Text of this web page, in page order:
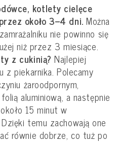
kotlety cielęce
około 3–4 dni. Można
nie powinno się
niż przez 3 miesiące.
z cukinią? Najlepiej
piekarnika. Polecamy
żaroodpornym,
aluminiową, a następnie
15 minut w
temu zachowają one
równie dobrze, co tuż po